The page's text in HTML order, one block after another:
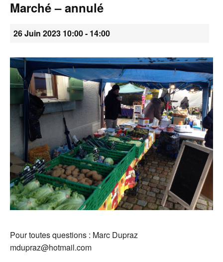
Canton
Marché – annulé
26 Juin 2023 10:00- 14:00
Pour toutes questions : Marc Dupraz
mdupraz@hotmail.com